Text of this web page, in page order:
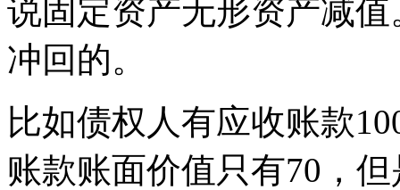
说固定资产无形资产减
冲回的。
比如债权人有应收账款
账款账面价值只有70，